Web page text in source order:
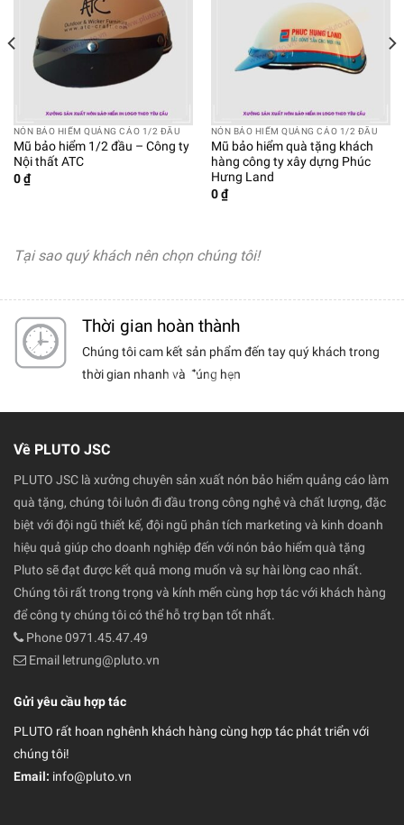
NÓN BẢO HIỂM QUẢNG CÁO 1/2 ĐẦU
Mũ bảo hiểm 1/2 đầu – Công ty
Nội thất ATC
0₫
NÓN BẢO HIỂM QUẢNG CÁO 1/2 ĐẦU
Mũ bảo hiểm quà tặng khách
hàng công ty xây dựng Phúc
Hưng Land
0₫
Tại sao quý khách nên chọn chúng tôi!
chất
Thời gian hoàn thành
Chúng tôi cam kết sản phẩm đến tay quý khách trong
thời gian nhanh và đúng hẹn
Về PLUTO JSC
PLUTO JSC là xưởng chuyên sản xuất nón bảo hiểm quảng cáo làm
quà tặng, chúng tôi luôn đi đầu trong công nghệ và chất lượng, đặc
biệt với đội ngũ thiết kế, đội ngũ phân tích marketing và kinh doanh
hiệu quả giúp cho doanh nghiệp đến với nón bảo hiểm quà tặng
Pluto sẽ đạt được kết quả mong muốn và sự hài lòng cao nhất.
Chúng tôi rất trong trọng và kính mến cùng hợp tác với khách hàng
để công ty chúng tôi có thể hỗ trợ bạn tốt nhất.
Phone 0971.45.47.49
Email letrung@pluto.vn
Gửi yêu cầu hợp tác
PLUTO rất hoan nghênh khách hàng cùng hợp tác phát triển với
chúng tôi!
Email: info@pluto.vn